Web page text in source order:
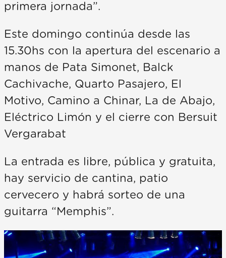
primera jornada”.
Este domingo continúa desde las
15.30hs con la apertura del escenario a
manos de Pata Simonet, Balck
Cachivache, Quarto Pasajero, El
Motivo, Camino a Chinar, La de Abajo,
Eléctrico Limón y el cierre con Bersuit
Vergarabat
La entrada es libre, pública y gratuita,
hay servicio de cantina, patio
cervecero y habrá sorteo de una
guitarra “Memphis”.